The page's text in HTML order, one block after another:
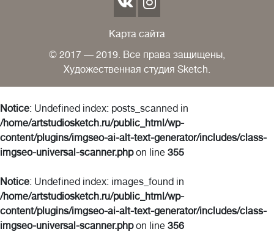
Карта сайта
© 2017 — 2019. Все права защищены,
Художественная студия Sketch.
Notice: Undefined index: posts_scanned in
/home/artstudiosketch.ru/public_html/wp-
content/plugins/imgseo-ai-alt-text-generator/includes/class-
imgseo-universal-scanner.phpon line 355
Notice: Undefined index: images_found in
/home/artstudiosketch.ru/public_html/wp-
content/plugins/imgseo-ai-alt-text-generator/includes/class-
imgseo-universal-scanner.phpon line 356